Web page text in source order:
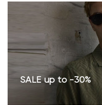
SALE up to -30%